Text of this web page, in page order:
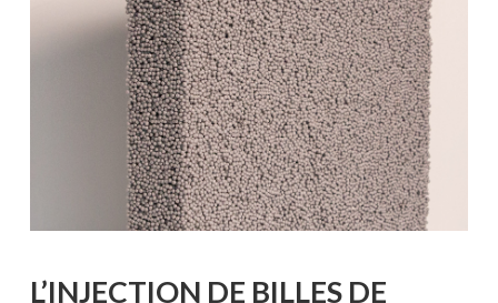
L’INJECTION DE BILLES DE